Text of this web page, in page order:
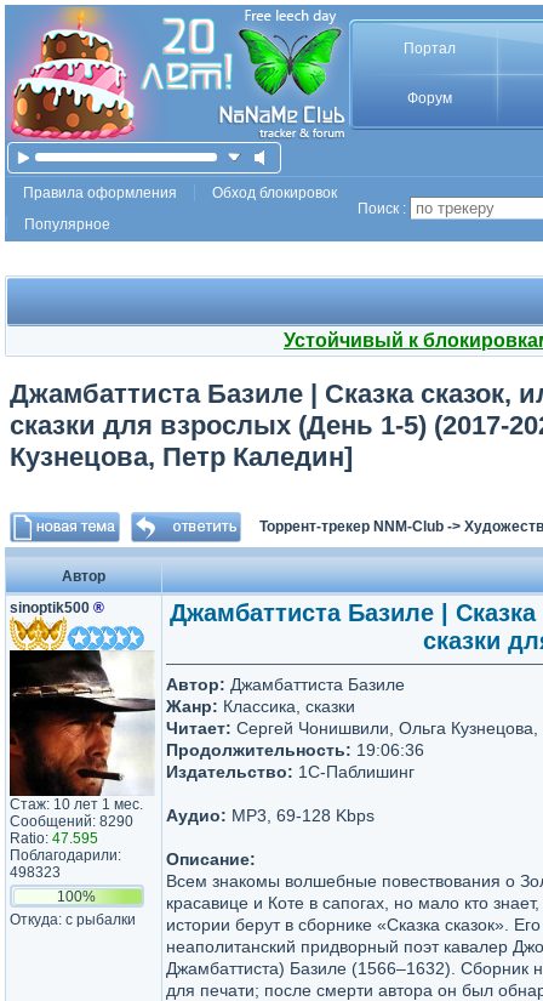
Портал
Форум
Правила оформления
Обход блокировок
Популярное
Поиск :
Устойчивый к
Джамбаттиста Базиле | Сказка сказок,
сказки для взрослых (День 1-5) (2017-
Кузнецова, Петр Каледин]
Торрент-трекер NNM-Club ->
Автор
sinoptik500 ®
Стаж: 10 лет 1 мес.
Сообщений: 8290
Ratio: 47.595
Поблагодарили:
498323
100%
Откуда: с рыбалки
Джамбаттиста Базиле |
сказки
Автор: Джамбаттиста Базиле
Жанр: Классика, сказки
Читает: Сергей Чонишвили, Ольга
Продолжительность: 19:06:36
Издательство: 1С-Паблишинг
Аудио: MP3, 69-128 Kbps
Описание:
Всем знакомы волшебные повествования о
красавице и Коте в сапогах, но мало кто
истории берут в сборнике «Сказка сказок».
неаполитанский придворный поэт кавалер
Джамбаттиста) Базиле (1566–1632). Сборник
для печати; после смерти автора он был